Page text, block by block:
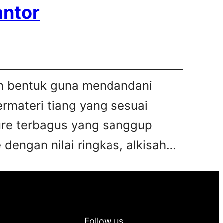
bentuk guna mendandani
tiang yang sesuai
terbagus yang sanggup
nilai ringkas, alkisah…
Follow us